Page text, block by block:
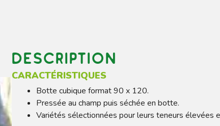
Description
CARACTÉRISTIQUES
Botte cubique format 90 x 120.
Pressée au champ puis séchée en botte.
Variétés sélectionnées pour leurs teneurs élevées